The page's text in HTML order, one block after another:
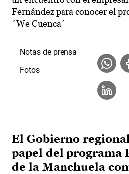
Fernández para conocer el
´We Cuenca´
Notas de prensa
Fotos
El Gobierno
papel del programa
de la Manchuela